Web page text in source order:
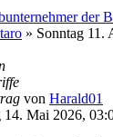
der
» Sonntag 11.
von Harald01
14. Mai 2026,